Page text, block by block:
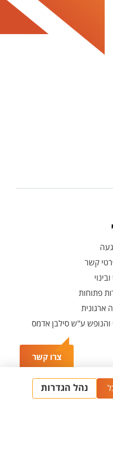
צרו קשר
קשר
פתוחות
ארגונית
והנופש ע"ש סילבן אדמס